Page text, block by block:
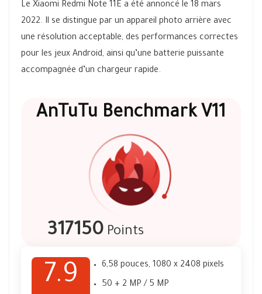
Le Xiaomi Redmi Note 11E a été annoncé le 18 mars
2022. Il se distingue par un appareil photo arrière avec
une résolution acceptable, des performances correctes
pour les jeux Android, ainsi qu’une batterie puissante
accompagnée d’un chargeur rapide.
AnTuTu Benchmark V11
317150 Points
7.9 6,58 pouces, 1080 x 2408 pixels
50 + 2 MP / 5 MP